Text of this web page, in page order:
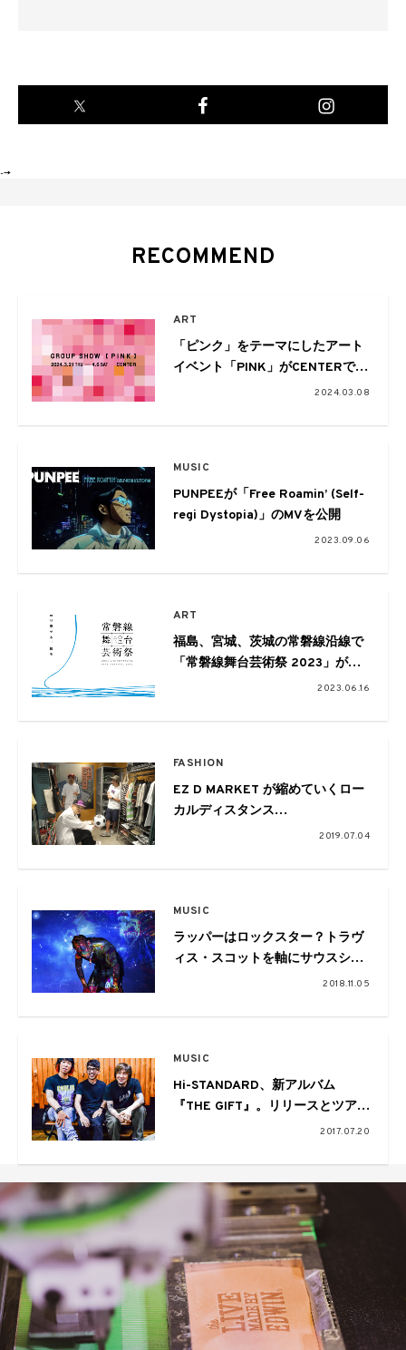
-->
RECOMMEND
ART
「ピンク」をテーマにしたアート
イベント「PINK」がCENTERで開
催。東京、パリ、大阪、香川など
2024.03.08
MUSIC
PUNPEEが「Free Roamin’ (Self-
regi Dystopia)」のMVを公開
2023.09.06
ART
福島、宮城、茨城の常磐線沿線で
「常磐線舞台芸術祭 2023」が初
開催。「つなぐ、」をテーマに柳
松理虔、後藤正文、尾崎世界観、
2023.06.16
FASHION
EZ D MARKET が縮めていくロー
カルディスタンス
EACHTIME.×KONCOS×Delicious
2019.07.04
MUSIC
ラッパーはロックスター？トラヴ
ィス・スコットを軸にサウスシー
2018.11.05
MUSIC
Hi-STANDARD、新アルバム
『THE GIFT』。リリースとツアー
2017.07.20